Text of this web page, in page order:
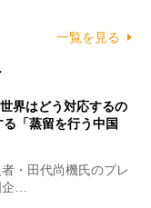
一覧を見る
界はどう対応するの
「蒸留を行う中国
・田代尚機氏のプレ
…